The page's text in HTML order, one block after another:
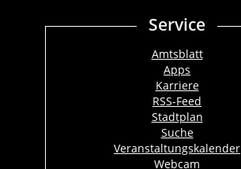
Service
Amtsblatt
Apps
Karriere
RSS-Feed
Stadtplan
Suche
Veranstaltungskalender
Webcam